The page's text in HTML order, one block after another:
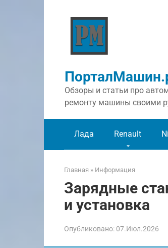
Обзоры и статьи про
ремонту машины своими
Лада Renault
Главная » Информация
Зарядные
и установка
Опубликовано: 07.Июл.2026